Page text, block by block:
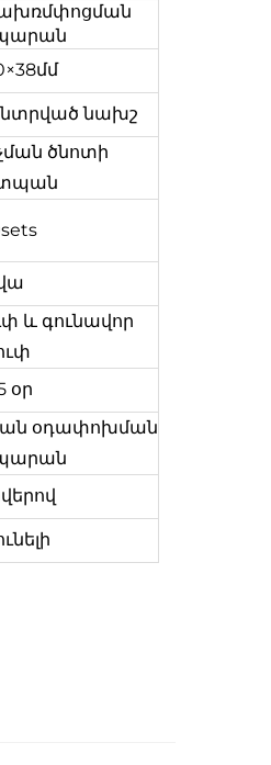
նախշ
ծնոտի
և գունավոր
օր
օդափոխման